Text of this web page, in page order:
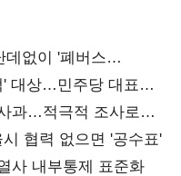
없이 '폐버스
' 대상…민주당 대표로
과…적극적 조사로
협력 없으면 '공수표'
사 내부통제 표준화